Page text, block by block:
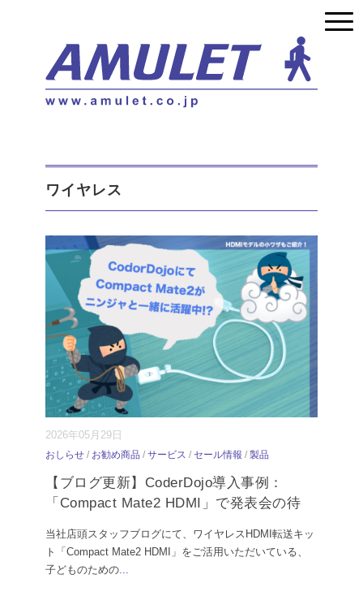
ワイヤレス
2026年05月29日
おしらせ / お勧め商品 / サービス / セール情報 / 製品
【ブログ更新】CoderDojo導入事例：
「Compact Mate2 HDMI」で発表会の待
当社店頭スタッフブログにて、ワイヤレスHDMI転送キッ
ト「Compact Mate2 HDMI」をご活用いただいている、
子どものための...